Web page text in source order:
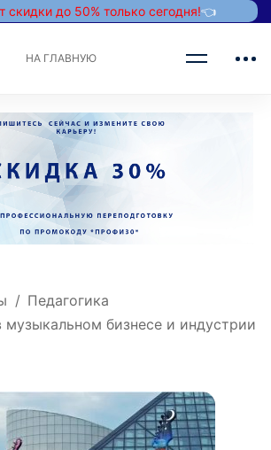
скидки до 50% только сегодня!👈
НА ГЛАВНУЮ
Педагогика
бизнесе и индустрии